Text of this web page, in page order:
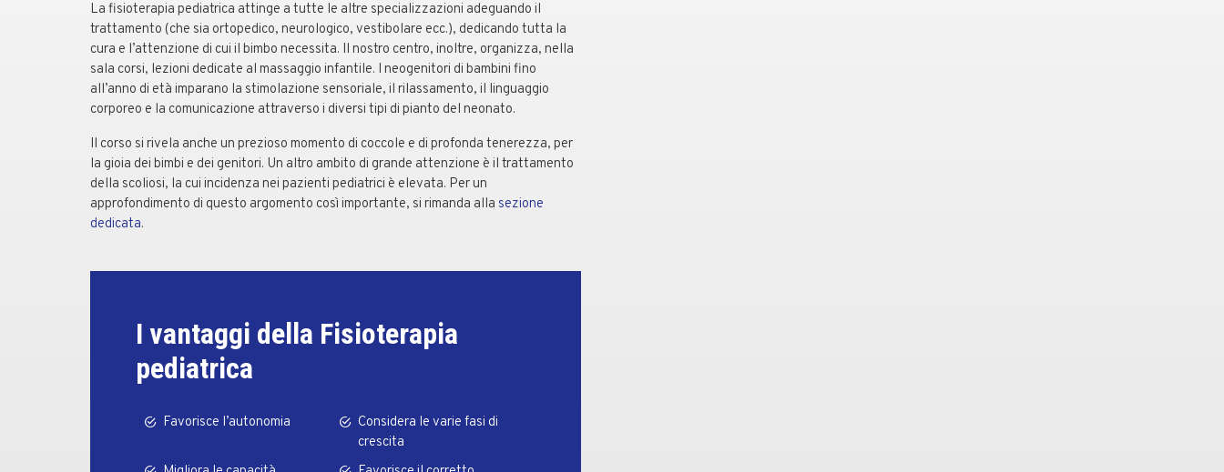
La fisioterapia pediatrica attinge a tutte le altre specializzazioni adeguando il
trattamento (che sia ortopedico, neurologico, vestibolare ecc.), dedicando tutta la
cura e l’attenzione di cui il bimbo necessita. Il nostro centro, inoltre, organizza, nella
sala corsi, lezioni dedicate al massaggio infantile. I neogenitori di bambini fino
all’anno di età imparano la stimolazione sensoriale, il rilassamento, il linguaggio
corporeo e la comunicazione attraverso i diversi tipi di pianto del neonato.
Il corso si rivela anche un prezioso momento di coccole e di profonda tenerezza, per
la gioia dei bimbi e dei genitori. Un altro ambito di grande attenzione è il trattamento
della scoliosi, la cui incidenza nei pazienti pediatrici è elevata. Per un
approfondimento di questo argomento così importante, si rimanda alla sezione
dedicata.
I vantaggi della Fisioterapia
pediatrica
Favorisce l’autonomia
Considera le varie fasi di
crescita